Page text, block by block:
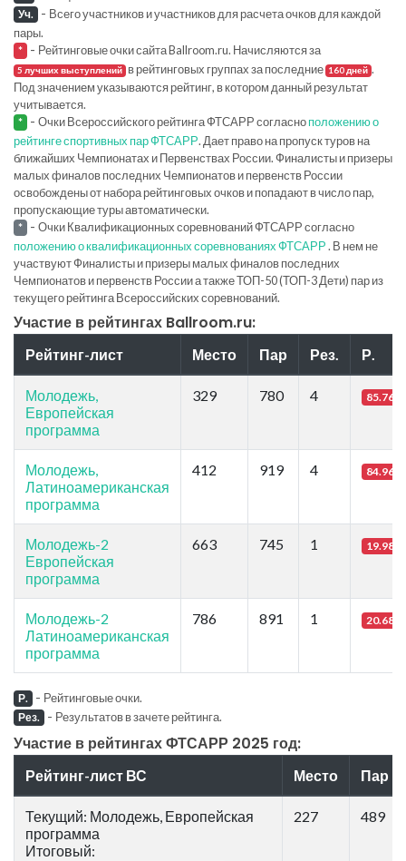
Уч. - Всего участников и участников для расчета очков для каждой
пары.
* - Рейтинговые очки сайта Ballroom.ru. Начисляются за
5 лучших выступлений в рейтинговых группах за последние 160 дней .
Под значением указываются рейтинг, в котором данный результат
учитывается.
* - Очки Всероссийского рейтинга ФТСАРР согласноположению о
рейтинге спортивных пар ФТСАРР. Дает право на пропуск туров на
ближайших Чемпионатах и Первенствах России. Финалисты и призеры
малых финалов последних Чемпионатов и первенств России
освобождены от набора рейтинговых очков и попадают в число пар,
пропускающие туры автоматически.
* - Очки Квалификационных соревнований ФТСАРР согласно
положению о квалификационных соревнованиях ФТСАРР. В нем не
участвуют Финалисты и призеры малых финалов последних
Чемпионатов и первенств России а также ТОП-50 (ТОП-3 Дети) пар из
текущего рейтинга Всероссийских соревнований.
Участие в рейтингах Ballroom.ru:
Рейтинг-лист Место Пар Рез. Р.
Молодежь,
Европейская
программа
329 780 4 85.76
Молодежь,
Латиноамериканская
программа
412 919 4 84.96
Молодежь-2
Европейская
программа
663 745 1 19.98
Молодежь-2
Латиноамериканская
программа
786 891 1 20.68
Р. - Рейтинговые очки.
Рез. - Результатов в зачете рейтинга.
Участие в рейтингах ФТСАРР 2025 год:
Рейтинг-лист ВС Место Пар
Текущий: Молодежь, Европейская
программа
Итоговый:
227 489